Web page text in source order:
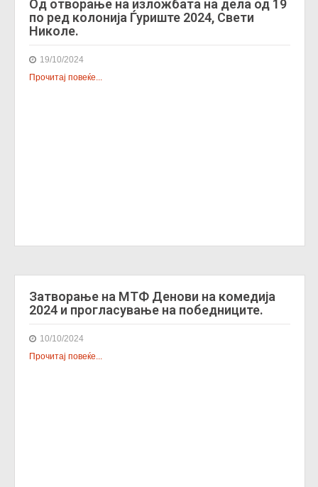
Од отворање на изложбата на дела од 19
по ред колонија Ѓуриште 2024, Свети
Николе.
19/10/2024
Прочитај повеќе...
Затворање на МТФ Денови на комедија
2024 и прогласување на победниците.
10/10/2024
Прочитај повеќе...